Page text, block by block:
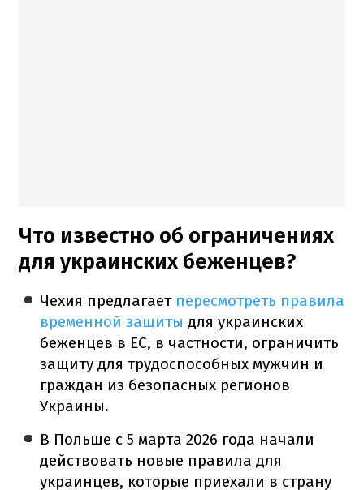
Что известно об ограничениях
для украинских беженцев?
Чехия предлагает пересмотреть правила
временной защиты для украинских
беженцев в ЕС, в частности, ограничить
защиту для трудоспособных мужчин и
граждан из безопасных регионов
Украины.
В Польше с 5 марта 2026 года начали
действовать новые правила для
украинцев, которые приехали в страну